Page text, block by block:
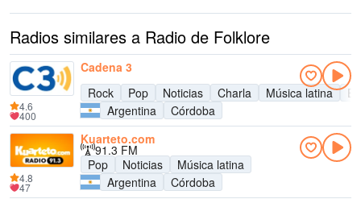
Radios similares a Radio de Folklore
Cadena 3
Rock
Pop Noticias Charla Música latina
Argentina
Córdoba
4.6
400
Kuarteto.com
91.3 FM
Pop
Noticias
Música latina
Argentina
Córdoba
4.8
47